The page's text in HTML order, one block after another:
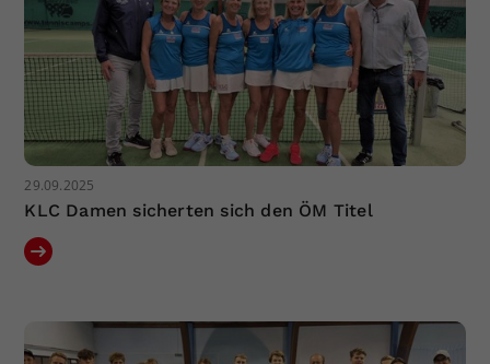
29.09.2025
KLC Damen sicherten sich den ÖM Titel